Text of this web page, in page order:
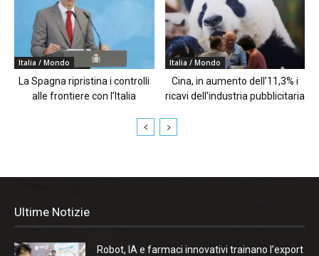
Italia / Mondo
La Spagna ripristina i controlli
alle frontiere con l’Italia
Italia / Mondo
Cina, in aumento dell’11,3% i
ricavi dell’industria pubblicitaria
Ultime Notizie
Robot, IA e farmaci innovativi trainano l’export